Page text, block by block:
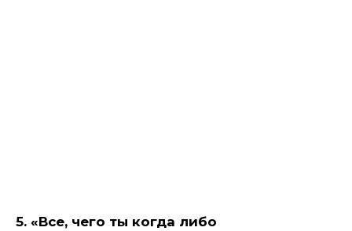
5. «Все, чего ты когда либо